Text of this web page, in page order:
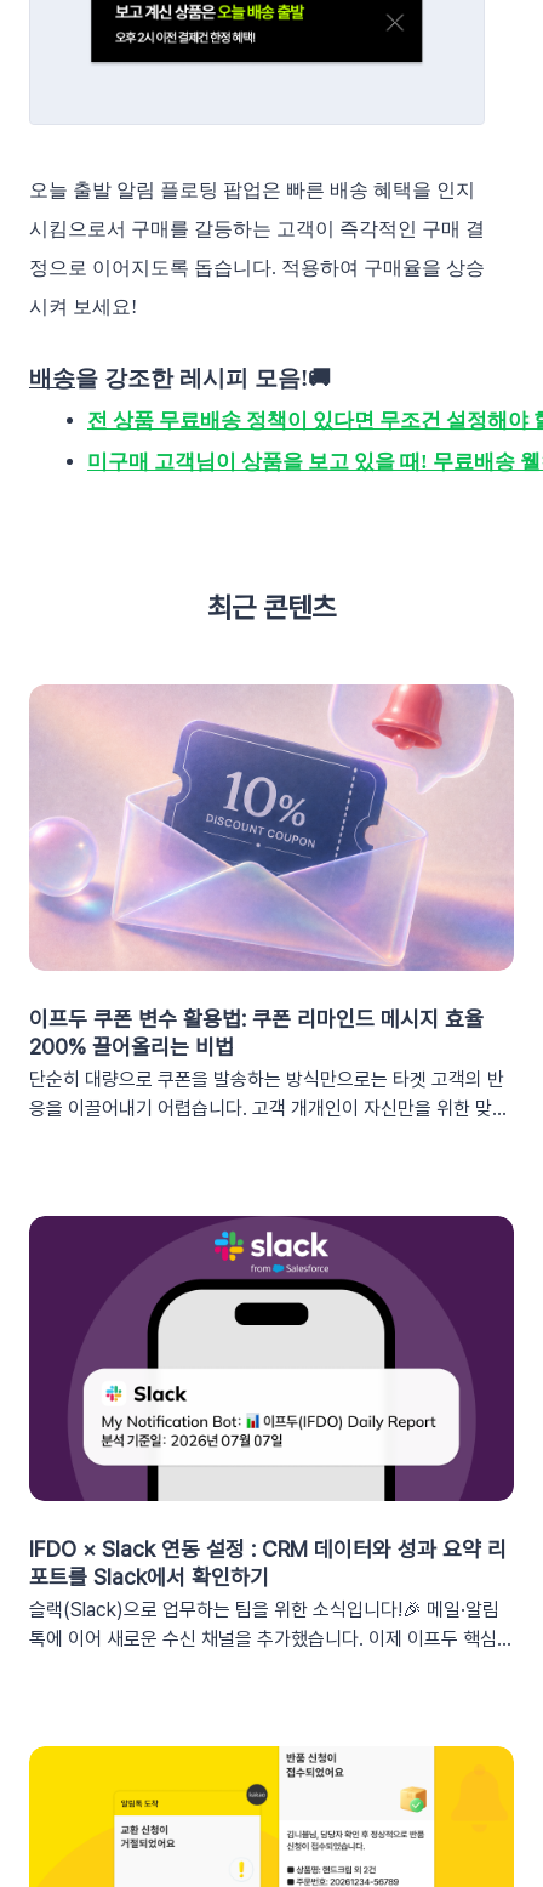
오늘 출발 알림 플로팅 팝업은 빠른 배송 혜택을 인지
시킴으로서 구매를 갈등하는 고객이 즉각적인 구매 결
정으로 이어지도록 돕습니다. 적용하여 구매율을 상승
시켜 보세요!
배송을 강조한 레시피 모음!🚚
전 상품 무료배송 정책이 있다면 무조건 설정해야
미구매 고객님이 상품을 보고 있을 때! 무료배송
최근 콘텐츠
이프두 쿠폰 변수 활용법: 쿠폰 리마인드 메시지 효율
200% 끌어올리는 비법
단순히 대량으로 쿠폰을 발송하는 방식만으로는 타겟 고객의 반
응을 이끌어내기 어렵습니다. 고객 개개인이 자신만을 위한 맞춤
‘쿠폰 변수’ 알아보기쿠폰 코드와 발급일 등 푸시 메시지에 사용
가능한 쿠폰 데이터가 확장되었습니다. 핵심적인 쿠폰 데이터들
을 즉시 활용할 수 있습니다.BeforeAfter쿠폰 변수 사용 가능
세그먼트특정 쿠폰 만료일 (선택형/입력형) 사용 가능한 쿠폰 변
수쿠폰명, 쿠폰 만료일, 사용가능 쿠폰수쿠폰 변수 사용 가능 세
그먼트특정 쿠폰 만료일 (선택형) + 쿠폰코드 (선택형), 특정 쿠
폰 발급일 (선택형), 쿠폰 만료일, 쿠폰 발급일사용 가능한 쿠폰
변수쿠폰명, 쿠폰 만료일 + 쿠폰 발급일, 쿠폰코드💡 ‘사용가능
쿠폰수’ 세그먼트는 ‘회원 변수’에서 이용할 수 있어요.2. 손쉬운
쿠폰 변수 설정 방법세그먼트 선택 단계에서 쿠폰 변수를 사용할
정 쿠폰 만료일 (선택형), 쿠폰코드 (선택형), 특정 쿠폰 발급일
(선택형), 쿠폰 만료일, 쿠폰 발급일텍스트 입력란에서 개인화 변
수 아이콘을 클릭합니다. ‘쿠폰 변수’ 그룹을 클릭한 뒤 원하는 변
수를 선택하여 입력란에 추가하세요. 💡 쿠폰 변수는 테스트 발
확인해 주세요. 3. 실무에서 바로 쓰는 쿠폰 데이터 활용 시나리
오 3가지단순한 쿠폰 안내는 반응이 적어요! 구매 전환율을 높이
는 이프두 쿠폰 변수 활용 시나리오를 확인해 보세요. ⌛️ 만료 임
박 긴급 알림쿠폰이 단순히 ‘만료됩니다’라고 알리는 것보다, 구
체적인 [쿠폰명]을 변수로 넣는 것이 고객의 기억을 되살리는데
IFDO × Slack 연동 설정 : CRM 데이터와 성과 요약 리
포트를 Slack에서 확인하기
슬랙(Slack)으로 업무하는 팀을 위한 소식입니다!🎉 메일·알림
톡에 이어 새로운 수신 채널을 추가했습니다. 이제 이프두 핵심
커머스, 트래픽, 회원 데이터, 인앱 메시지 및 푸시 메시지 성과
등기존 발송 방식: 알림톡, 이메일신규 추가: 슬랙(Slack) 메시지
2. 쇼핑몰 운영, 슬랙(Slack) 리포트 연동이 좋은 이유실시간 성
과 가시성 확보커머스 매출, 트래픽, 회원 데이터 등 핵심 성과를
업무 전용 채널인 슬랙에서 즉시 확인할 수 있습니다. 업무 전용